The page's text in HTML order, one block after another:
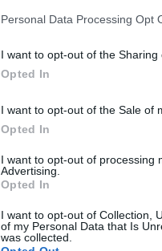
Personal Data Processing Opt
I want to opt-out of the Sharing
Opted In
I want to opt-out of the Sale of
Opted In
I want to opt-out of processing
Advertising.
Opted In
I want to opt-out of Collection,
of my Personal Data that Is
was collected.
συγγραφέα τους.